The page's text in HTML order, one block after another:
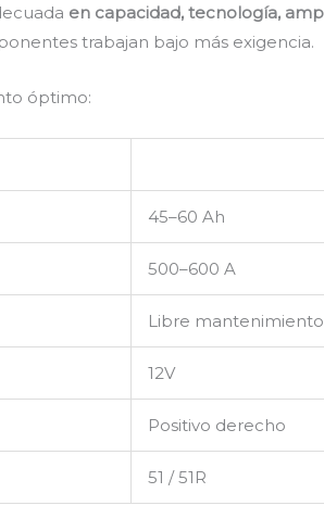
en capacidad, tecnología,
trabajan bajo más exigencia.
óptimo:
45–60 Ah
500–600 A
Libre mantenimiento
12V
Positivo derecho
51 / 51R